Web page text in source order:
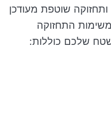
ותחזוקה שוטפת מעודכן
התחזוקה
שלכם כוללות: